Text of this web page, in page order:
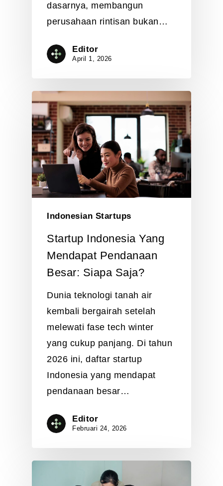
dasarnya, membangun
perusahaan rintisan bukan…
Editor
April 1, 2026
Indonesian Startups
Startup Indonesia Yang
Mendapat Pendanaan
Besar: Siapa Saja?
Dunia teknologi tanah air
kembali bergairah setelah
melewati fase tech winter
yang cukup panjang. Di tahun
2026 ini, daftar startup
Indonesia yang mendapat
pendanaan besar…
Editor
Februari 24, 2026